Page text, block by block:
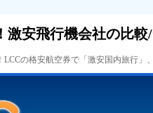
激安飛行機会社の比較
の格安航空券で「激安国内旅行